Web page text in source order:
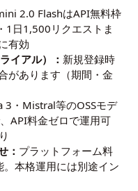
2.0 FlashはAPI無料枠
1日1,500リクエストま
有効
イアル）： 新規登録時
があります（期間・金
3・Mistral等のOSSモデ
API料金ゼロで運用可
： プラットフォーム料
本格運用には別途イン